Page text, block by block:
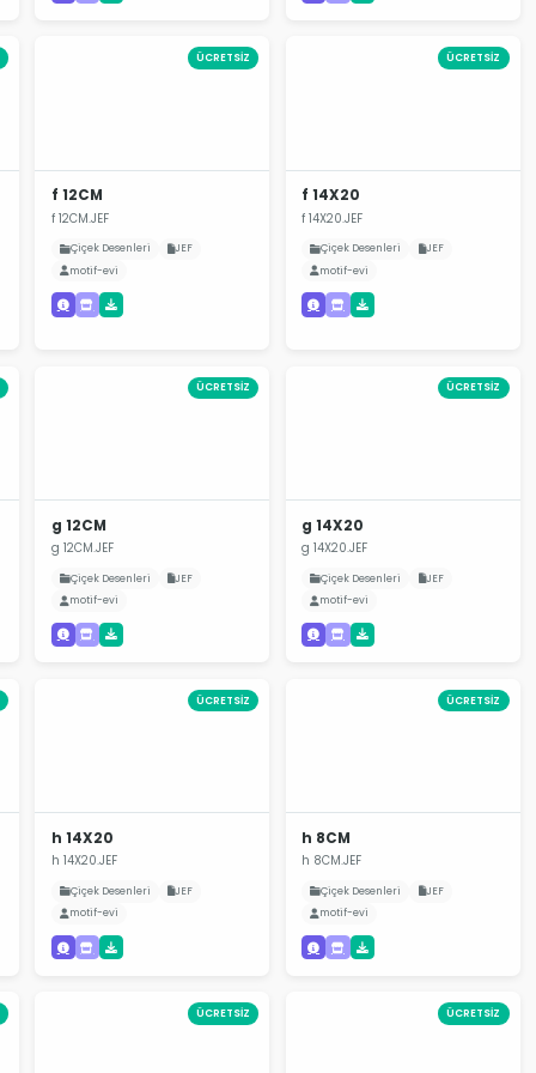
ÜCRETSİZ
f 12CM
f 12CM.JEF
Çiçek Desenleri
JEF
motif-evi
ÜCRETSİZ
f 14X20
f 14X20.JEF
Çiçek Desenleri
JEF
motif-evi
ÜCRETSİZ
g 12CM
g 12CM.JEF
Çiçek Desenleri
JEF
motif-evi
ÜCRETSİZ
g 14X20
g 14X20.JEF
Çiçek Desenleri
JEF
motif-evi
ÜCRETSİZ
h 14X20
h 14X20.JEF
Çiçek Desenleri
JEF
motif-evi
ÜCRETSİZ
h 8CM
h 8CM.JEF
Çiçek Desenleri
JEF
motif-evi
ÜCRETSİZ ÜCRETSİZ